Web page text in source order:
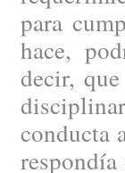
para
hace,
decir,
conducta